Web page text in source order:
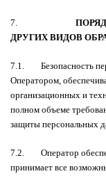
7. ПОРЯДОК
ДРУГИХ ВИДОВ
7.1. Безопасность
Оператором,
организационных и
полном объеме
защиты персональных
7.2. Оператор
принимает все